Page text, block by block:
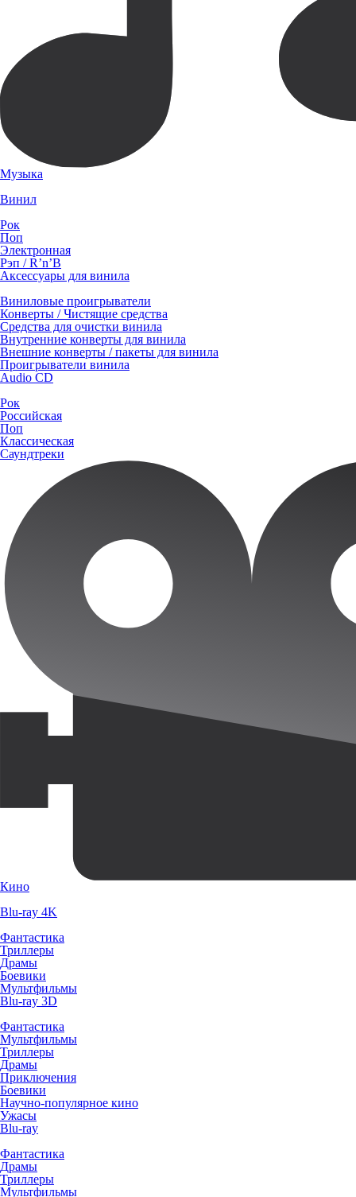
Музыка
Винил
Рок
Поп
Электронная
Рэп / R’n’B
Аксессуары для винила
Виниловые проигрыватели
Конверты / Чистящие средства
Средства для очистки винила
Внутренние конверты для винила
Внешние конверты / пакеты для винила
Проигрыватели винила
Audio CD
Рок
Российская
Поп
Классическая
Саундтреки
Кино
Blu-ray 4K
Фантастика
Триллеры
Драмы
Боевики
Мультфильмы
Blu-ray 3D
Фантастика
Мультфильмы
Триллеры
Драмы
Приключения
Боевики
Научно-популярное кино
Ужасы
Blu-ray
Фантастика
Драмы
Триллеры
Мультфильмы